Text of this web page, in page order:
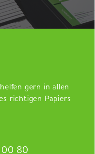
gern in allen
richtigen Papiers
80